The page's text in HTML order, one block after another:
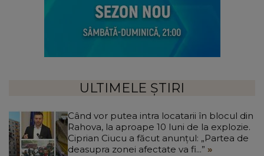
ULTIMELE ȘTIRI
Când vor putea intra locatarii în blocul din
Rahova, la aproape 10 luni de la explozie.
Ciprian Ciucu a făcut anunțul: „Partea de
deasupra zonei afectate va fi...”